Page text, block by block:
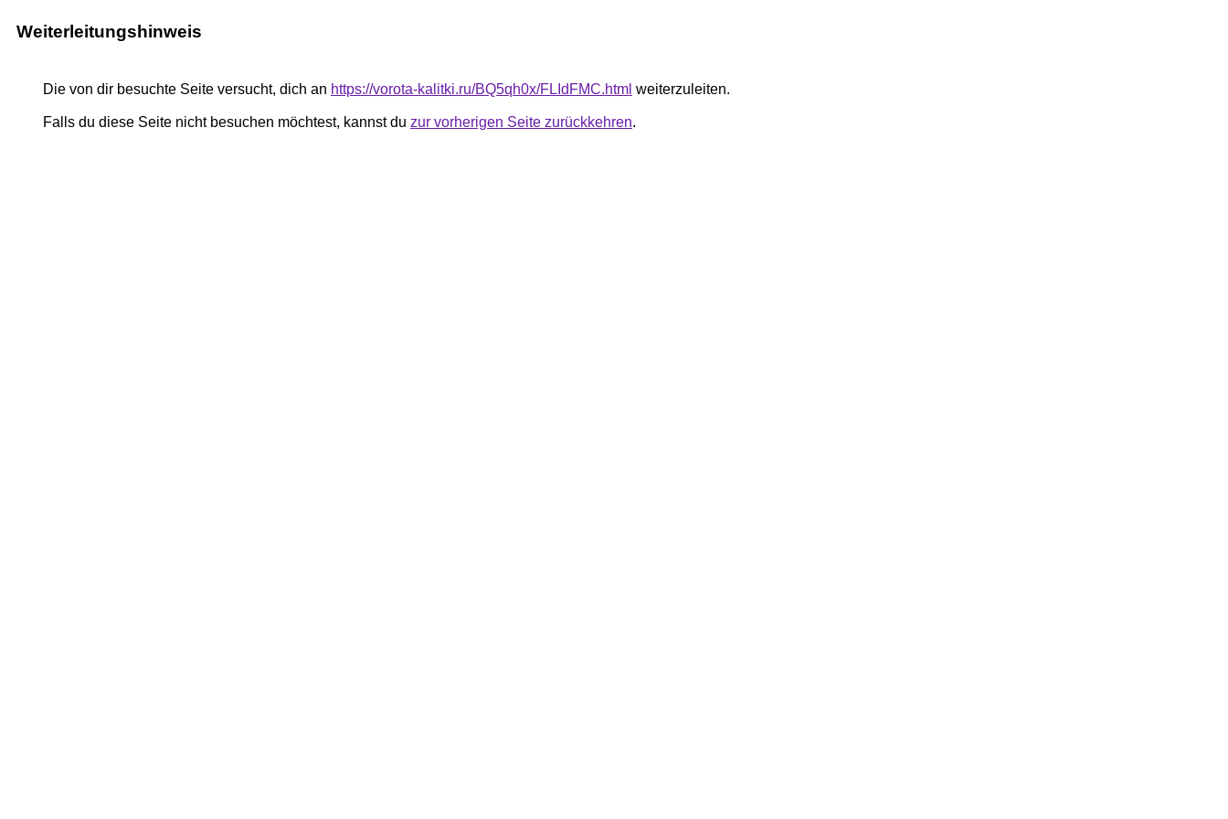
Weiterleitungshinweis
Die von dir besuchte Seite versucht, dich an https://vorota-kalitki.ru/BQ5qh0x/FLIdFMC.html weiterzuleiten.
Falls du diese Seite nicht besuchen möchtest, kannst du zur vorherigen Seite zurückkehren.